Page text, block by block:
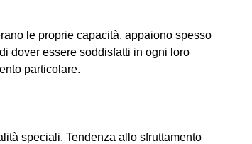
le proprie capacità, appaiono spesso
dover essere soddisfatti in ogni loro
particolare.
speciali. Tendenza allo sfruttamento